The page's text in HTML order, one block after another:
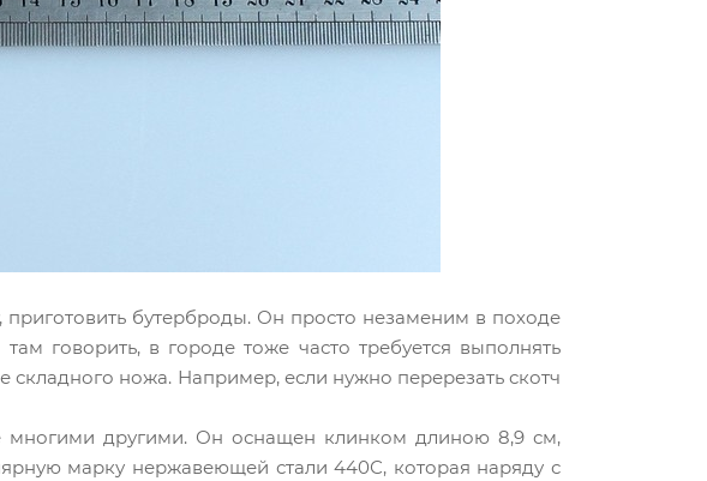
бутерброды. Он просто незаменим в походе
говорить, в городе тоже часто требуется выполнять
ножа. Например, если нужно перерезать скотч
многими другими. Он оснащен клинком длиною 8,9 см,
марку нержавеющей стали 440С, которая наряду с